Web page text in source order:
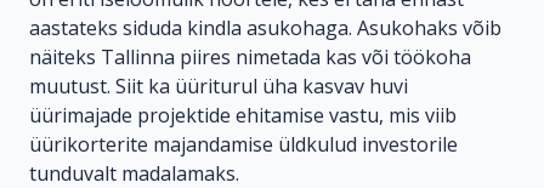
aastateks siduda kindla asukohaga. Asukohaks võib
näiteks Tallinna piires nimetada kas või töökoha
muutust. Siit ka üüriturul üha kasvav huvi
üürimajade projektide ehitamise vastu, mis viib
üürikorterite majandamise üldkulud investorile
tunduvalt madalamaks.